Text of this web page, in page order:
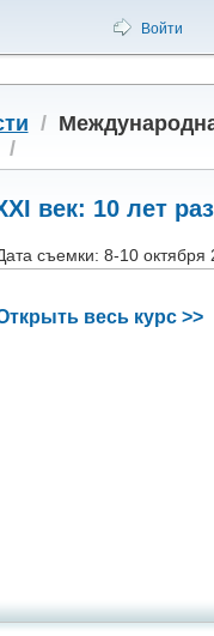
Войти
/
/
век: 10 лет
съемки: 8-10 октября
весь курс >>